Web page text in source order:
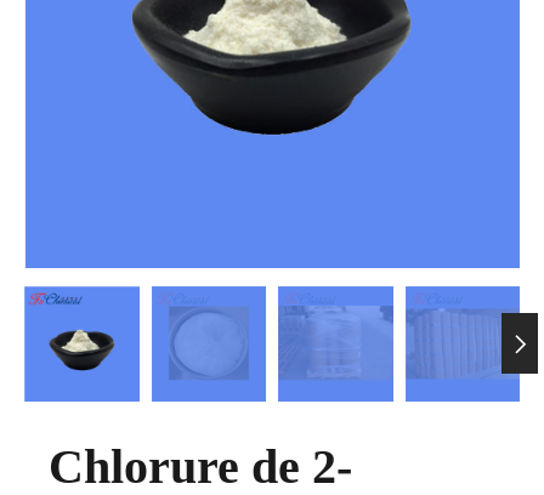

Chlorure de 2-